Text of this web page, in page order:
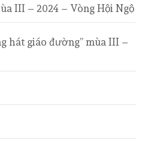
III – 2024 – Vòng Hội Ngộ
hát giáo đường” mùa III –